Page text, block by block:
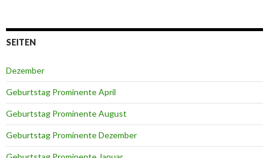
SEITEN
Dezember
Geburtstag Prominente April
Geburtstag Prominente August
Geburtstag Prominente Dezember